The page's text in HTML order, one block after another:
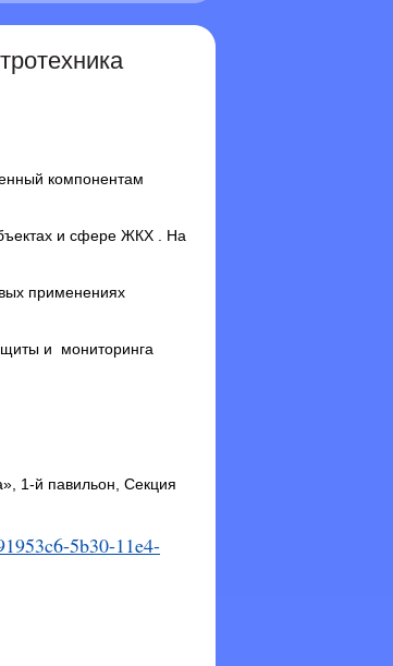
компонентам
и сфере ЖКХ . На
применениях
и мониторинга
1-й павильон, Секция
5b30-11e4-